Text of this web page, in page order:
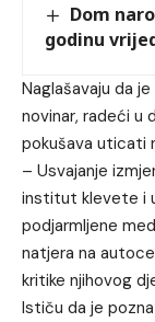
Dom
godinu
Naglašavaju da
novinar, radeći u
pokušava uticati
– Usvajanje
institut klevete i
podjarmljene
natjera na
kritike njihovog
Ističu da je